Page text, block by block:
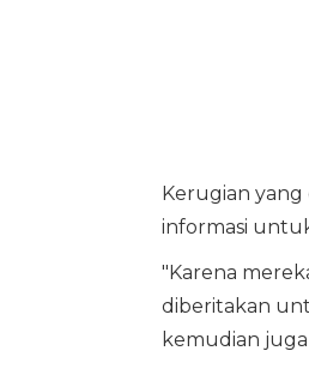
Kerugian yang
informasi
"Karena
diberitakan
kemudian